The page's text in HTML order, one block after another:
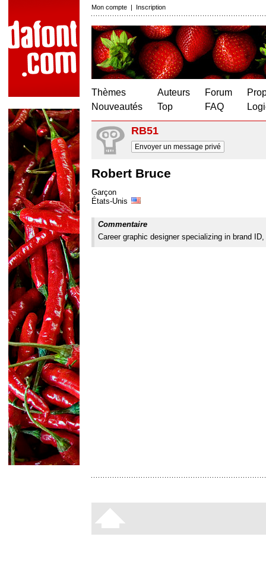
Mon compte | Inscription
Thèmes
Nouveautés
Auteurs
Top
Forum
FAQ
RB51
Envoyer un message privé
Robert Bruce
Garçon
États-Unis
Commentaire
Career graphic designer specializing in brand